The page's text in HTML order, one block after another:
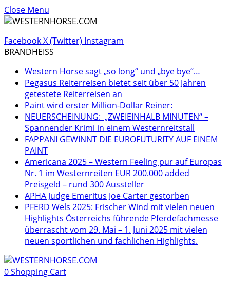
Close Menu
FacebookX (Twitter) Instagram
BRANDHEISS
Western Horse sagt „so long“ und „bye bye“…
Pegasus Reiterreisen bietet seit über 50 Jahren
getestete Reiterreisen an
Paint wird erster Million-Dollar Reiner:
NEUERSCHEINUNG: „ZWEIEINHALB MINUTEN“ –
Spannender Krimi in einem Westernreitstall
FAPPANI GEWINNT DIE EUROFUTURITY AUF EINEM
PAINT
Americana 2025 – Western Feeling pur auf Europas
Nr. 1 im Westernreiten EUR 200.000 added
Preisgeld – rund 300 Aussteller
APHA Judge Emeritus Joe Carter gestorben
PFERD Wels 2025: Frischer Wind mit vielen neuen
Highlights Österreichs führende Pferdefachmesse
überrascht vom 29. Mai – 1. Juni 2025 mit vielen
neuen sportlichen und fachlichen Highlights.
0Shopping Cart